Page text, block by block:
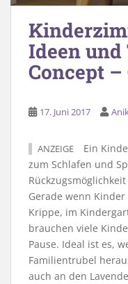
Ideen
Concept
17. Juni 2017
ANZEIGE
Ein
zum Schlafen und
Gerade wenn
Krippe, im
brauchen viele
Pause. Ideal ist es,
Familientrubel
auch an den